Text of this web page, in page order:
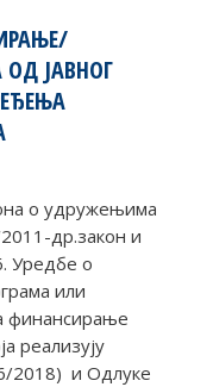
ОД ЈАВНОГ
о удружењима
др.закон и
Уредбе о
или
финансирање
реализују
2018) и Одлуке